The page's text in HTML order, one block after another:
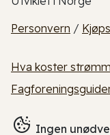
Personvern /
Hva koster
Ingen